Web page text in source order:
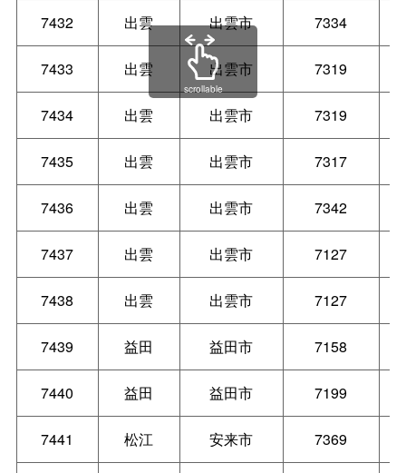
7432 出雲 出雲市 7334
7433 出雲 出雲市 7319
7434 出雲 出雲市 7319
7435 出雲 出雲市 7317
7436 出雲 出雲市 7342
7437 出雲 出雲市 7127
7438 出雲 出雲市 7127
7439 益田 益田市 7158
7440 益田 益田市 7199
7441 松江 安来市 7369
scrollable